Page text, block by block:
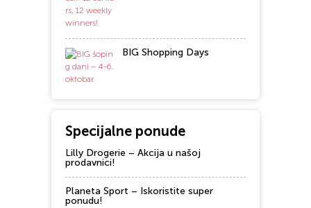
BIG Shopping Days
Specijalne ponude
Lilly Drogerie – Akcija u našoj
prodavnici!
Planeta Sport – Iskoristite super
ponudu!